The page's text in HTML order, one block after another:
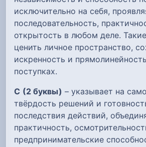
исключительно на себя,
последовательность,
открытость в любом деле.
ценить личное пространство,
искренность и
поступках.
С (2 буквы) – указывает на
твёрдость решений и
последствия действий,
практичность,
предпринимательские